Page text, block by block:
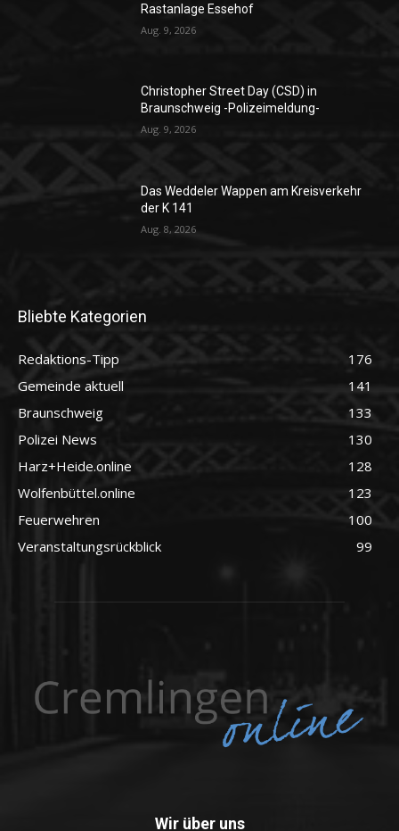
Rastanlage Essehof
Aug. 9, 2026
Christopher Street Day (CSD) in
Braunschweig -Polizeimeldung-
Aug. 9, 2026
Das Weddeler Wappen am Kreisverkehr
der K 141
Aug. 8, 2026
Bliebte Kategorien
Redaktions-Tipp
176
Gemeinde aktuell
141
Braunschweig
133
Polizei News
130
Harz+Heide.online
128
Wolfenbüttel.online
123
Feuerwehren
100
Veranstaltungsrückblick
99
Wir über uns